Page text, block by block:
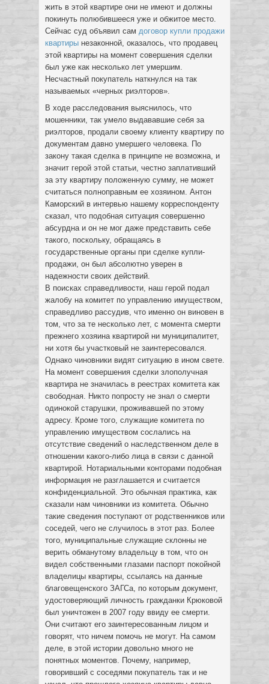
жить в этой квартире они не имеют и должны
покинуть полюбившееся уже и обжитое место.
Сейчас суд объявил сам договор купли продажи
квартиры незаконной, оказалось, что продавец
этой квартиры на момент совершения сделки
был уже как несколько лет умершим.
Несчастный покупатель наткнулся на так
называемых «черных риэлторов».
В ходе расследования выяснилось, что
мошенники, так умело выдававшие себя за
риэлторов, продали своему клиенту квартиру по
документам давно умершего человека. По
закону такая сделка в принципе не возможна, и
значит герой этой статьи, честно заплативший
за эту квартиру положенную сумму, не может
считаться полноправным ее хозяином. Антон
Каморский в интервью нашему корреспонденту
сказал, что подобная ситуация совершенно
абсурдна и он не мог даже представить себе
такого, поскольку, обращаясь в
государственные органы при сделке купли-
продажи, он был абсолютно уверен в
надежности своих действий.
В поисках справедливости, наш герой подал
жалобу на комитет по управлению имуществом,
справедливо рассудив, что именно он виновен в
том, что за те несколько лет, с момента смерти
прежнего хозяина квартирой ни муниципалитет,
ни хотя бы участковый не заинтересовался.
Однако чиновники видят ситуацию в ином свете.
На момент совершения сделки злополучная
квартира не значилась в реестрах комитета как
свободная. Никто попросту не знал о смерти
одинокой старушки, проживавшей по этому
адресу. Кроме того, служащие комитета по
управлению имуществом сослались на
отсутствие сведений о наследственном деле в
отношении какого-либо лица в связи с данной
квартирой. Нотариальными конторами подобная
информация не разглашается и считается
конфиденциальной. Это обычная практика, как
сказали нам чиновники из комитета. Обычно
такие сведения поступают от родственников или
соседей, чего не случилось в этот раз. Более
того, муниципальные служащие склонны не
верить обманутому владельцу в том, что он
видел собственными глазами паспорт покойной
владелицы квартиры, ссылаясь на данные
благовещенского ЗАГСа, по которым документ,
удостоверяющий личность гражданки Крюковой
был уничтожен в 2007 году ввиду ее смерти.
Они считают его заинтересованным лицом и
говорят, что ничем помочь не могут. На самом
деле, в этой истории довольно много не
понятных моментов. Почему, например,
говоривший с соседями покупатель так и не